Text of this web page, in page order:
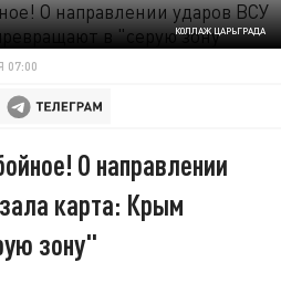
КОЛЛАЖ ЦАРЬГРАДА
07:00
О направлении
карта: Крым
зону"